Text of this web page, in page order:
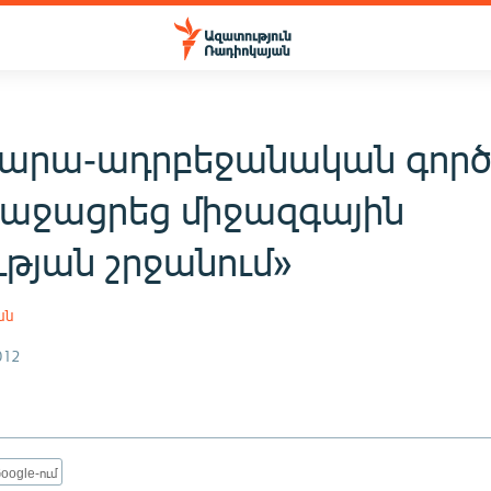
ադրբեջանական
միջազգային
շրջանում»
ում